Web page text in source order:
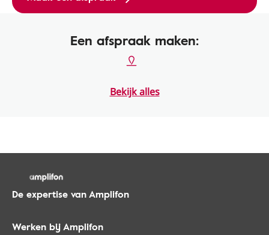
Een afspraak maken:
Bekijk alles
De expertise van Amplifon
Werken bij Amplifon